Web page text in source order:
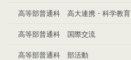
高等部普通科 高大連携・科学教育
高等部普通科 国際交流
高等部普通科 部活動